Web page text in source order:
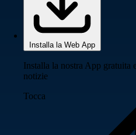
Installa la Web App
Installa la nostra App gratuita
notizie
Tocca